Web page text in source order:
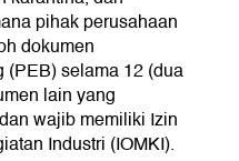
pihak perusahaan
dokumen
(PEB) selama 12 (dua
lain yang
wajib memiliki Izin
Industri (IOMKI).